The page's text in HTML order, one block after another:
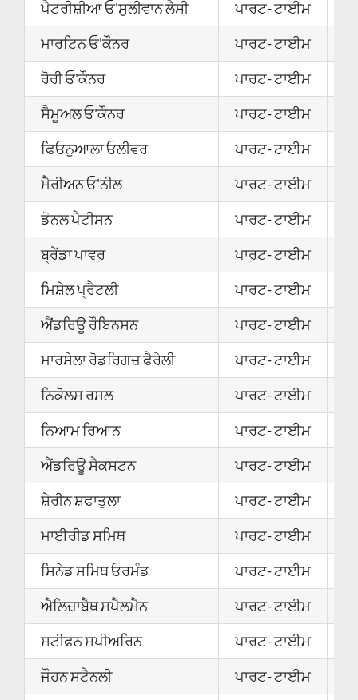
ਪੈਟਰੀਸ਼ੀਆ ਓ'ਸੁਲੀਵਾਨ ਲੈਸੀ ਪਾਰਟ- ਟਾਈਮ
ਮਾਰਟਿਨ ਓ'ਕੌਨਰ
ਪਾਰਟ- ਟਾਈਮ
ਰੋਰੀ ਓ'ਕੌਨਰ
ਪਾਰਟ- ਟਾਈਮ
ਸੈਮੂਅਲ ਓ'ਕੌਨਰ
ਪਾਰਟ- ਟਾਈਮ
ਫਿਓਨੁਆਲਾ ਓਲੀਵਰ
ਪਾਰਟ- ਟਾਈਮ
ਮੈਰੀਅਨ ਓ'ਨੀਲ
ਪਾਰਟ- ਟਾਈਮ
ਡੋਨਲ ਪੈਟੀਸਨ
ਪਾਰਟ- ਟਾਈਮ
ਬ੍ਰੇਂਡਾ ਪਾਵਰ
ਪਾਰਟ- ਟਾਈਮ
ਮਿਸ਼ੇਲ ਪ੍ਰੈਟਲੀ
ਪਾਰਟ- ਟਾਈਮ
ਐਂਡਰਿਊ ਰੌਬਿਨਸਨ
ਪਾਰਟ- ਟਾਈਮ
ਮਾਰਸੇਲਾ ਰੋਡਰਿਗਜ਼ ਫੈਰੇਲੀ
ਪਾਰਟ- ਟਾਈਮ
ਨਿਕੋਲਸ ਰਸਲ
ਪਾਰਟ- ਟਾਈਮ
ਨਿਆਮ ਰਿਆਨ
ਪਾਰਟ- ਟਾਈਮ
ਐਂਡਰਿਊ ਸੈਕਸਟਨ
ਪਾਰਟ- ਟਾਈਮ
ਸ਼ੇਰੀਨ ਸ਼ਫਾਤੁਲਾ
ਪਾਰਟ- ਟਾਈਮ
ਮਾਈਰੀਡ ਸਮਿਥ
ਪਾਰਟ- ਟਾਈਮ
ਸਿਨੇਡ ਸਮਿਥ ਓਰਮੰਡ
ਪਾਰਟ- ਟਾਈਮ
ਐਲਿਜ਼ਾਬੈਥ ਸਪੈਲਮੈਨ
ਪਾਰਟ- ਟਾਈਮ
ਸਟੀਫਨ ਸਪੀਅਰਿਨ
ਪਾਰਟ- ਟਾਈਮ
ਜੌਹਨ ਸਟੈਨਲੀ
ਪਾਰਟ- ਟਾਈਮ